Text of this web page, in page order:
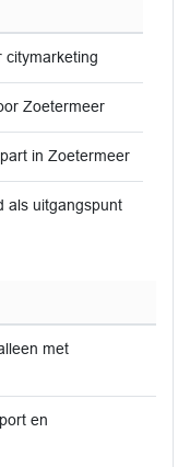
citymarketing
Zoetermeer
in Zoetermeer
als uitgangspunt
met
en